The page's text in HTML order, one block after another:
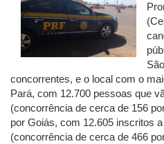
concorrentes, e o local com o
Pará, com 12.700 pessoas que
(concorrência de cerca de 156
por Goiás, com 12.605 inscritos
(concorrência de cerca de 466